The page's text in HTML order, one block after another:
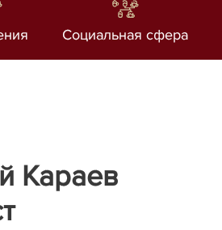
Социальная сфера
Караев